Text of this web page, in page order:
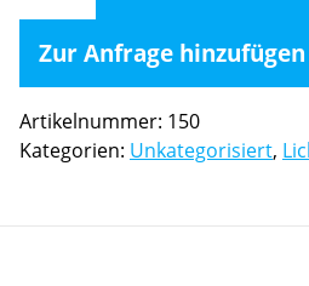
2er
set
Case
Menge
Zur Anfrage hinzufügen
Artikelnummer: 150
Kategorien: Unkategorisiert,